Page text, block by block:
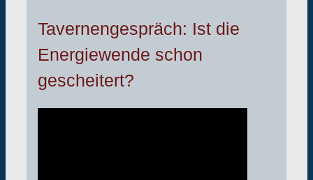
Tavernengespräch: Ist die
Energiewende schon
gescheitert?